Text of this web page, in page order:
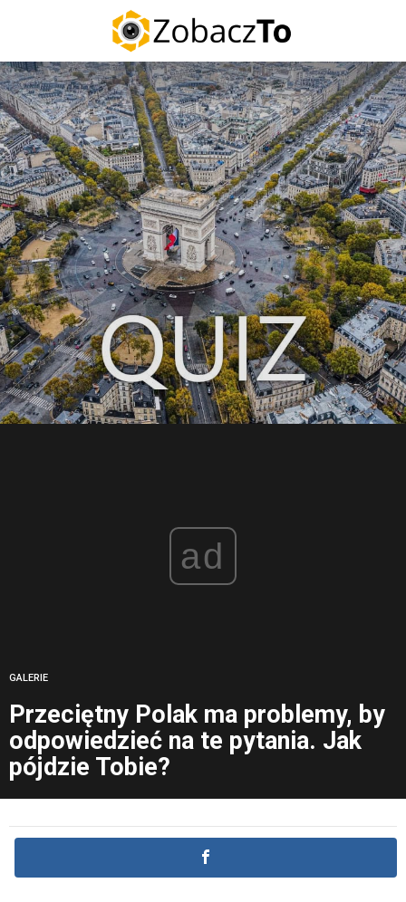
ad
GALERIE
Przeciętny Polak ma problemy, by
odpowiedzieć na te pytania. Jak
pójdzie Tobie?